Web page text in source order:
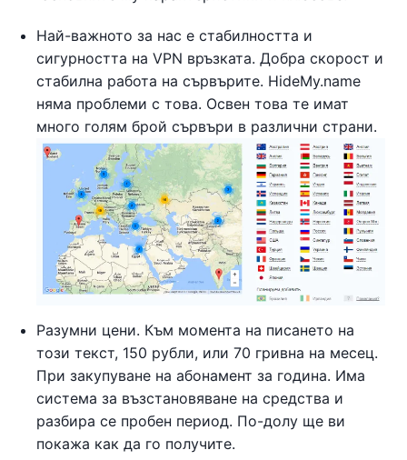
Най-важното за нас е стабилността и
сигурността на VPN връзката. Добра скорост и
стабилна работа на сървърите. HideMy.name
няма проблеми с това. Освен това те имат
много голям брой сървъри в различни страни.
Разумни цени. Към момента на писането на
този текст, 150 рубли, или 70 гривна на месец.
При закупуване на абонамент за година. Има
система за възстановяване на средства и
разбира се пробен период. По-долу ще ви
покажа как да го получите.